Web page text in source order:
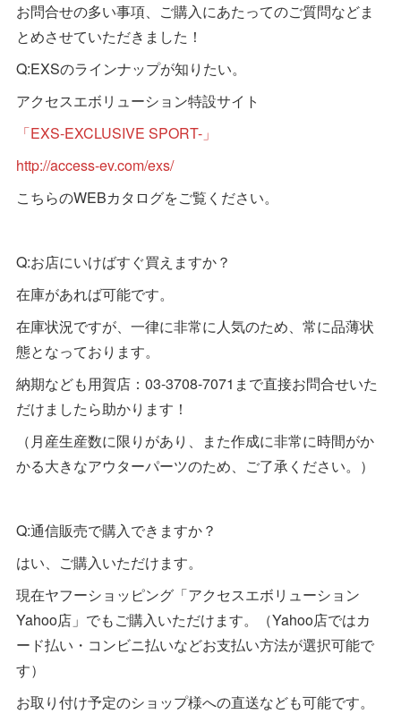
お問合せの多い事項、ご購入にあたってのご質問などま
とめさせていただきました！
Q:EXSのラインナップが知りたい。
アクセスエボリューション特設サイト
「EXS-EXCLUSIVE SPORT-」
http://access-ev.com/exs/
こちらのWEBカタログをご覧ください。
Q:お店にいけばすぐ買えますか？
在庫があれば可能です。
在庫状況ですが、一律に非常に人気のため、常に品薄状
態となっております。
納期なども用賀店：03-3708-7071まで直接お問合せいた
だけましたら助かります！
（月産生産数に限りがあり、また作成に非常に時間がか
かる大きなアウターパーツのため、ご了承ください。）
Q:通信販売で購入できますか？
はい、ご購入いただけます。
現在ヤフーショッピング「アクセスエボリューション
Yahoo店」でもご購入いただけます。（Yahoo店ではカ
ード払い・コンビニ払いなどお支払い方法が選択可能で
す）
お取り付け予定のショップ様への直送なども可能です。